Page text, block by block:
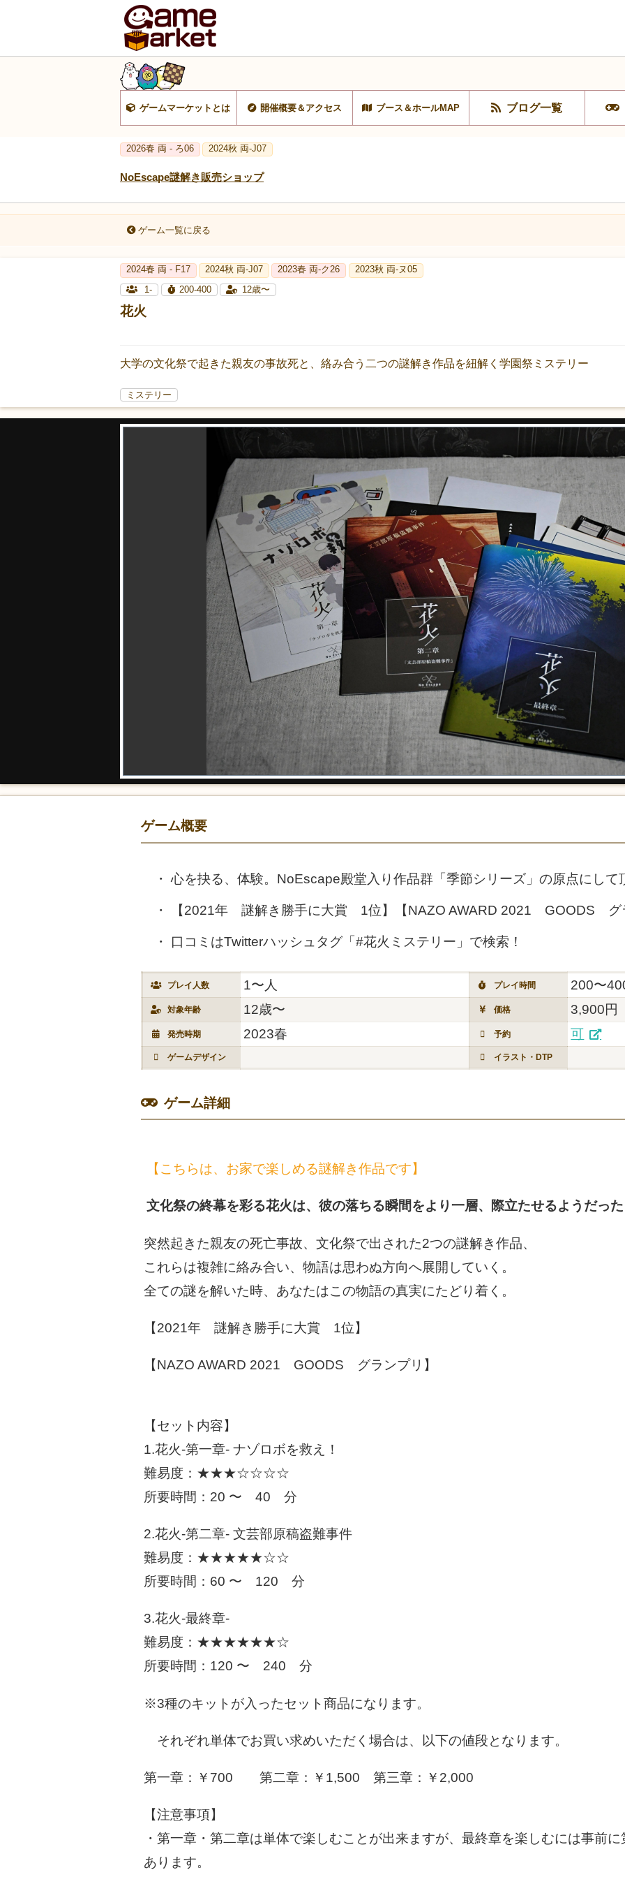
ゲームマーケットとは 開催概要＆アクセス ブース＆ホールMAP ブログ一覧
2026春 両 - ろ06 2024秋 両-J07
NoEscape謎解き販売ショップ
ゲーム一覧に戻る
2024春 両 - F17 2024秋 両-J07 2023春 両‐ク26
2023秋 両-ヌ05
1-
200-400 12歳〜
花火
大学の文化祭で起きた親友の事故死と、絡み合う二つの謎解き作品を紐解く学園祭ミステリー
ミステリー
ゲーム概要
心を抉る、体験。NoEscape殿堂入り作品群「季節シリーズ」の原点にして
【2021年 謎解き勝手に大賞 1位】【NAZO AWARD 2021 GOODS グ
口コミはTwitterハッシュタグ「#花火ミステリー」で検索！
プレイ人数 1〜人 プレイ時間 200〜
対象年齢 12歳〜 価格 3,900円
発売時期 2023春 予約 可
ゲームデザイン イラスト・DTP
ゲーム詳細
【こちらは、お家で楽しめる謎解き作品です】
文化祭の終幕を彩る花火は、彼の落ちる瞬間をより一層、際立たせるようだった
突然起きた親友の死亡事故、文化祭で出された2つの謎解き作品、
これらは複雑に絡み合い、物語は思わぬ方向へ展開していく。
全ての謎を解いた時、あなたはこの物語の真実にたどり着く。
【2021年 謎解き勝手に大賞 1位】
【NAZO AWARD 2021 GOODS グランプリ】
【セット内容】
1.花火-第一章- ナゾロボを救え！
難易度：★★★☆☆☆☆
所要時間：20 〜 40 分
2.花火-第二章- 文芸部原稿盗難事件
難易度：★★★★★☆☆
所要時間：60 〜 120 分
3.花火-最終章-
難易度：★★★★★★☆
所要時間：120 〜 240 分
※3種のキットが入ったセット商品になります。
それぞれ単体でお買い求めいただく場合は、以下の値段となります。
第一章：￥700 第二章：￥1,500 第三章：￥2,000
【注意事項】
・第一章・第二章は単体で楽しむことが出来ますが、最終章を楽しむには事前
あります。